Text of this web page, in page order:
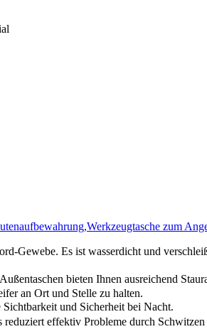
zum
Gewebe. Es ist wasserdicht und
bieten Ihnen ausreichend
an Ort und Stelle zu halten.
und Sicherheit bei Nacht.
effektiv Probleme durch